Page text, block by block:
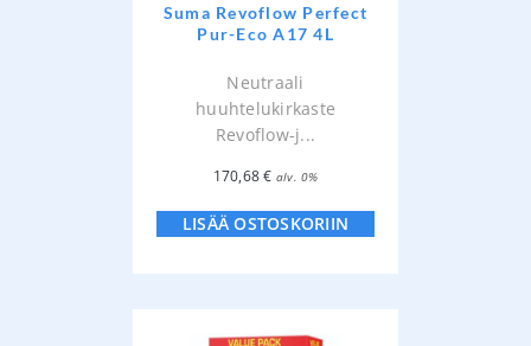
Suma Revoflow Perfect
Pur-Eco A17 4L
Neutraali
huuhtelukirkaste
Revoflow-j...
170,68€ alv. 0%
LISÄÄ OSTOSKORIIN